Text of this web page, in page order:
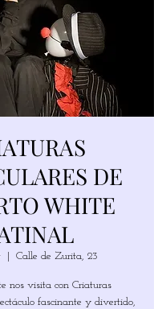
DE
WHITE
Calle de Zurita, 23
nos visita con Criaturas
fascinante y divertido,